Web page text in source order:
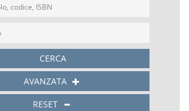
CERCA
AVANZATA
RESET